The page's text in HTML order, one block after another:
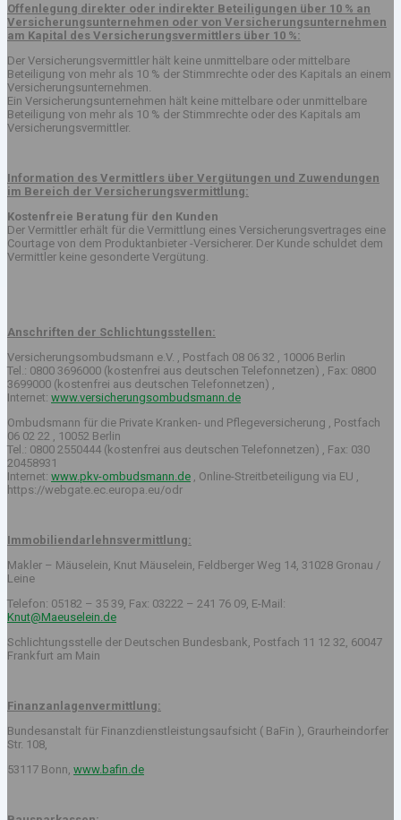
Offenlegung direkter oder indirekter Beteiligungen über 10 % an
Versicherungsunternehmen oder von Versicherungsunternehmen
am Kapital des Versicherungsvermittlers über 10 %:
Der Versicherungsvermittler hält keine unmittelbare oder mittelbare
Beteiligung von mehr als 10 % der Stimmrechte oder des Kapitals an einem
Versicherungsunternehmen.
Ein Versicherungsunternehmen hält keine mittelbare oder unmittelbare
Beteiligung von mehr als 10 % der Stimmrechte oder des Kapitals am
Versicherungsvermittler.
Information des Vermittlers über Vergütungen und Zuwendungen
im Bereich der Versicherungsvermittlung:
Kostenfreie Beratung für den Kunden
Der Vermittler erhält für die Vermittlung eines Versicherungsvertrages eine
Courtage von dem Produktanbieter -Versicherer. Der Kunde schuldet dem
Vermittler keine gesonderte Vergütung.
Anschriften der Schlichtungsstellen:
Versicherungsombudsmann e.V. , Postfach 08 06 32 , 10006 Berlin
Tel.: 0800 3696000 (kostenfrei aus deutschen Telefonnetzen) , Fax: 0800
3699000 (kostenfrei aus deutschen Telefonnetzen) ,
Internet: www.versicherungsombudsmann.de
Ombudsmann für die Private Kranken- und Pflegeversicherung , Postfach
06 02 22 , 10052 Berlin
Tel.: 0800 2550444 (kostenfrei aus deutschen Telefonnetzen) , Fax: 030
20458931
Internet: www.pkv-ombudsmann.de , Online-Streitbeteiligung via EU ,
https://webgate.ec.europa.eu/odr
Immobiliendarlehnsvermittlung:
Makler – Mäuselein, Knut Mäuselein, Feldberger Weg 14, 31028 Gronau /
Leine
Telefon: 05182 – 35 39, Fax: 03222 – 241 76 09, E-Mail:
Knut@Maeuselein.de
Schlichtungsstelle der Deutschen Bundesbank, Postfach 11 12 32, 60047
Frankfurt am Main
Finanzanlagenvermittlung:
Bundesanstalt für Finanzdienstleistungsaufsicht ( BaFin ), Graurheindorfer
Str. 108,
53117 Bonn, www.bafin.de